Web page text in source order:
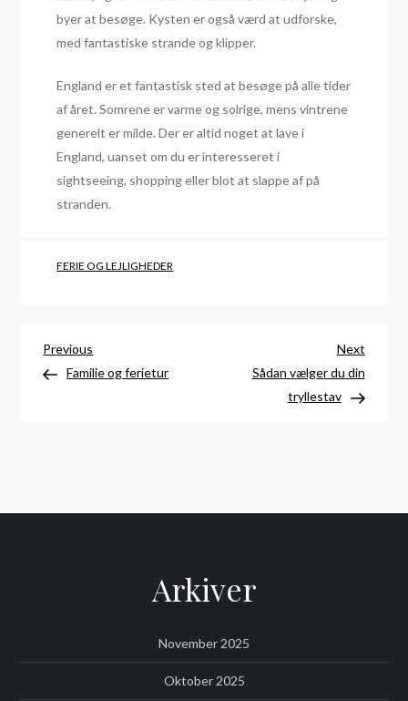
byer at besøge. Kysten er også værd at udforske,
med fantastiske strande og klipper.
England er et fantastisk sted at besøge på alle tider
af året. Somrene er varme og solrige, mens vintrene
generelt er milde. Der er altid noget at lave i
England, uanset om du er interesseret i
sightseeing, shopping eller blot at slappe af på
stranden.
FERIE OG LEJLIGHEDER
Indlægsnavigation
Previous
Post
Previous
Familie og ferietur
Next
Post
Next
Sådan vælger du din
tryllestav
Arkiver
November 2025
Oktober 2025